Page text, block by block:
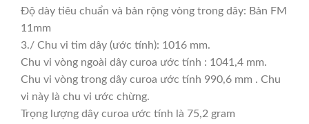
Độ dày tiêu chuẩn và bản rộng vòng trong dây: Bản FM
11mm
3./ Chu vi tim dây (ước tính): 1016 mm.
Chu vi vòng ngoài dây curoa ước tính : 1041,4 mm.
Chu vi vòng trong dây curoa ước tính 990,6 mm . Chu
vi này là chu vi ước chừng.
Trọng lượng dây curoa ước tính là 75,2 gram